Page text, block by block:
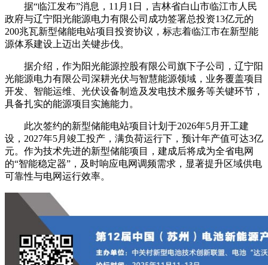
据“临江发布”消息，11月1日，吉林省白山市临江市人民
政府与辽宁阳光能源电力有限公司成功签署总投资13亿元的
200兆瓦新型储能电站项目投资协议，标志着临江市在新型能
源体系建设上迈出关键步伐。
据介绍，作为阳光能源控股有限公司旗下子公司，辽宁阳
光能源电力有限公司深耕光伏与智慧能源领域，业务覆盖项目
开发、智能运维、光伏设备制造及发电技术服务等关键环节，
具备扎实的能源项目实施能力。
此次签约的新型储能电站项目计划于2026年5月开工建
设，2027年5月竣工投产，满负荷运行下，预计年产值可达3亿
元。作为技术先进的新型储能项目，建成后将成为全省电网
的“智能稳定器”，及时响应电网调频需求，显著提升区域供电
可靠性与电网运行效率。